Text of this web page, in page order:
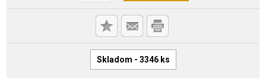
Skladom - 3346 ks